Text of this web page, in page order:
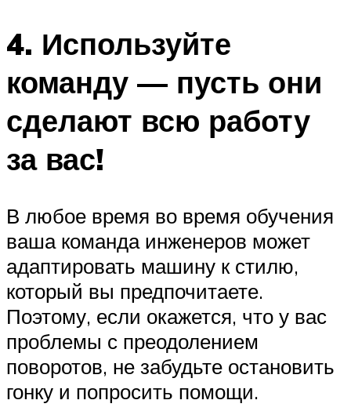
4. Используйте
команду — пусть они
сделают всю работу
за вас!
В любое время во время обучения
ваша команда инженеров может
адаптировать машину к стилю,
который вы предпочитаете.
Поэтому, если окажется, что у вас
проблемы с преодолением
поворотов, не забудьте остановить
гонку и попросить помощи.